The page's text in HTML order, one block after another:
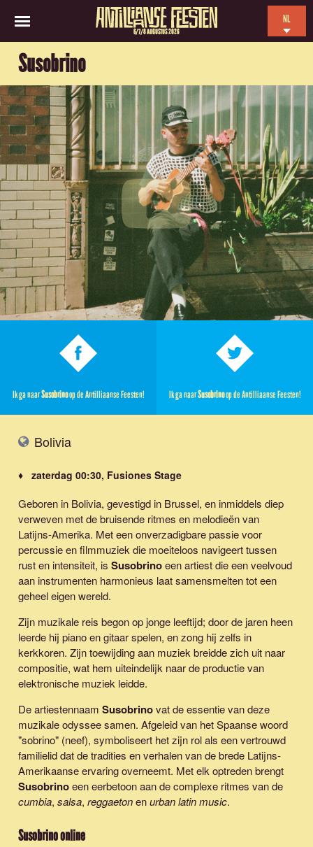
6/7/8 AUGUSTUS 2026
NL
FR
Susobrino
Ik ga naarSusobrinoop de Antilliaanse Feesten! Ik ga naarSusobrinoop de Antilliaanse Feesten!
Bolivia
♦ zaterdag 00:30, Fusiones Stage
Geboren in Bolivia, gevestigd in Brussel, en inmiddels diep
verweven met de bruisende ritmes en melodieën van
Latijns-Amerika. Met een onverzadigbare passie voor
percussie en filmmuziek die moeiteloos navigeert tussen
rust en intensiteit, is Susobrinoeen artiest die een veelvoud
aan instrumenten harmonieus laat samensmelten tot een
geheel eigen wereld.
Zijn muzikale reis begon op jonge leeftijd; door de jaren heen
leerde hij piano en gitaar spelen, en zong hij zelfs in
kerkkoren. Zijn toewijding aan muziek breidde zich uit naar
compositie, wat hem uiteindelijk naar de productie van
elektronische muziek leidde.
De artiestennaam Susobrinovat de essentie van deze
muzikale odyssee samen. Afgeleid van het Spaanse woord
"sobrino" (neef), symboliseert het zijn rol als een vertrouwd
familielid dat de tradities en verhalen van de brede Latijns-
Amerikaanse ervaring overneemt. Met elk optreden brengt
Susobrinoeen eerbetoon aan de complexe ritmes van de
cumbia, salsa, reggaetonenurban latin music.
Susobrinoonline